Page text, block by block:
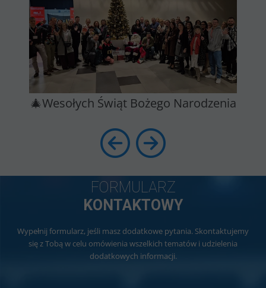
🎄Wesołych Świąt Bożego Narodzenia
FORMULARZ
KONTAKTOWY
Wypełnij formularz, jeśli masz dodatkowe pytania. Skontaktujemy
się z Tobą w celu omówienia wszelkich tematów i udzielenia
dodatkowych informacji.